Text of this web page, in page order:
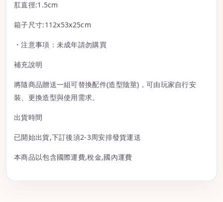
肛直徑:1.5cm
箱子尺寸:112x53x25cm
・注意事項：未成年請勿購買
補充說明
將隨商品贈送一組可替換配件(造型陰莖)，可由玩家自行安
裝、更換造型與使用需求。
出貨時間
已開始出貨,下訂後須2-3周安排發貨運送
本商品以包含國際運費,稅金,國內運費